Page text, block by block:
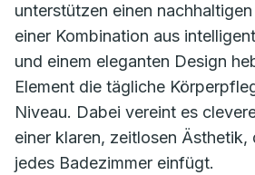
unterstützen einen
einer Kombination aus
und einem eleganten Design
Element die tägliche
Niveau. Dabei vereint es
einer klaren, zeitlosen Ästhetik,
jedes Badezimmer einfügt.